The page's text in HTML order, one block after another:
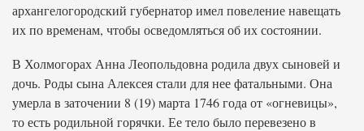
архангелогородский губернатор имел повеление навещать
их по временам, чтобы осведомляться об их состоянии.
В Холмогорах Анна Леопольдовна родила двух сыновей и
дочь. Роды сына Алексея стали для нее фатальными. Она
умерла в заточении 8 (19) марта 1746 года от «огневицы»,
то есть родильной горячки. Ее тело было перевезено в